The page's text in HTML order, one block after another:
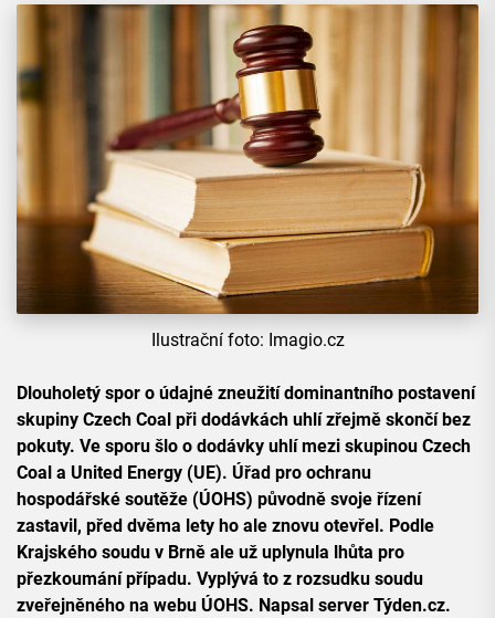
Ilustrační foto: Imagio.cz
Dlouholetý spor o údajné zneužití dominantního postavení
skupiny Czech Coal při dodávkách uhlí zřejmě skončí bez
pokuty. Ve sporu šlo o dodávky uhlí mezi skupinou Czech
Coal a United Energy (UE). Úřad pro ochranu
hospodářské soutěže (ÚOHS) původně svoje řízení
zastavil, před dvěma lety ho ale znovu otevřel. Podle
Krajského soudu v Brně ale už uplynula lhůta pro
přezkoumání případu. Vyplývá to z rozsudku soudu
zveřejněného na webu ÚOHS. Napsal server Týden.cz.